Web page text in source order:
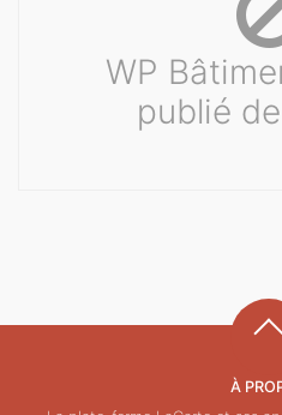
WP
publié
À